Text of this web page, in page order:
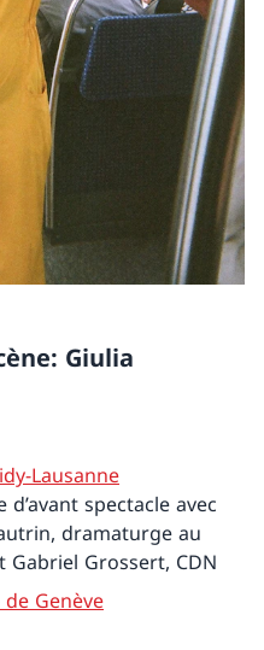
Giulia
Lausanne
spectacle avec
dramaturge au
Gabriel Grossert, CDN
de Genève